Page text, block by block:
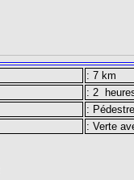
: 7 km
: 2
: Pédestre
: Verte